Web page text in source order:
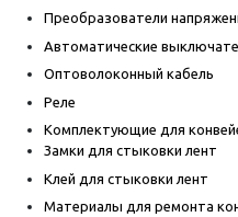
Преобразователи
Автоматические
Оптоволоконный кабель
Реле
Комплектующие для
Замки для стыковки лент
Клей для стыковки лент
Материалы для ремонта